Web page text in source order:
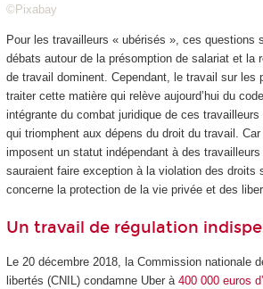
©Pixabay
Pour les travailleurs « ubérisés », ces questions
débats autour de la présomption de salariat et la
de travail dominent. Cependant, le travail sur les
traiter cette matière qui relève aujourd’hui du
intégrante du combat juridique de ces
qui triomphent aux dépens du droit du travail.
imposent un statut indépendant à des
sauraient faire exception à la violation des droits
concerne la protection de la vie privée et des
Un travail de régulation
Le 20 décembre 2018, la Commission nationale
libertés (CNIL) condamne Uber à 400 000 euros